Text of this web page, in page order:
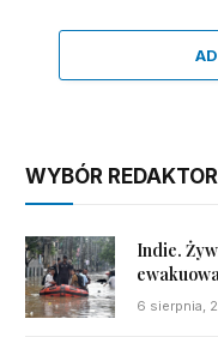
WYBÓR
Indie.
6 sierpnia,